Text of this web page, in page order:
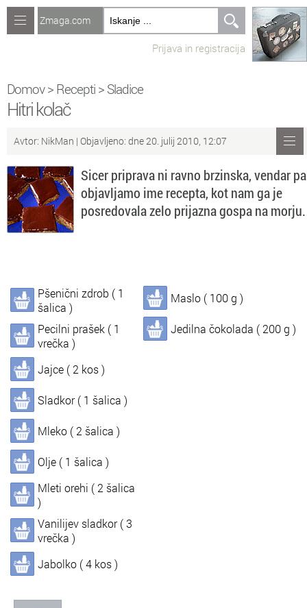
Računalništvo
Recepti
Naredi sam
Forum
Preverjanje znanja
Sv Sveže teme na forumu
So Objavljanje vsebin
In Informacije o nas
Zmaga.com
Prijava in registracija
Domov> Recepti > Sladice
Hitri kolač
Avtor: NikMan | Objavljeno: dne 20. julij 2010, 12:07
Sicer priprava ni ravno brzinska, vendar pa
objavljamo ime recepta, kot nam ga je
posredovala zelo prijazna gospa na morju.
Pšenični zdrob ( 1
šalica )
Pecilni prašek ( 1
vrečka )
Jajce ( 2 kos )
Sladkor ( 1 šalica )
Mleko ( 2 šalica )
Olje ( 1 šalica )
Mleti orehi ( 2 šalica
)
Vanilijev sladkor ( 3
vrečka )
Jabolko ( 4 kos )
Maslo ( 100 g )
Jedilna čokolada ( 200 g )